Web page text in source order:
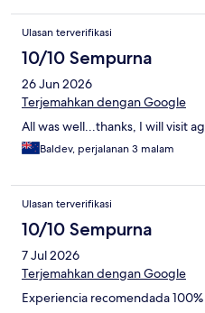
Ulasan terverifikasi
10/10 Sempurna
26 Jun 2026
Terjemahkan dengan Google
All was well...thanks, I will visit
Baldev, perjalanan 3 malam
Ulasan terverifikasi
10/10 Sempurna
7 Jul 2026
Terjemahkan dengan Google
Experiencia recomendada 100%